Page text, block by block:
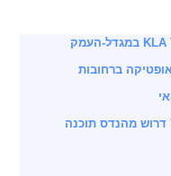
ברחובות